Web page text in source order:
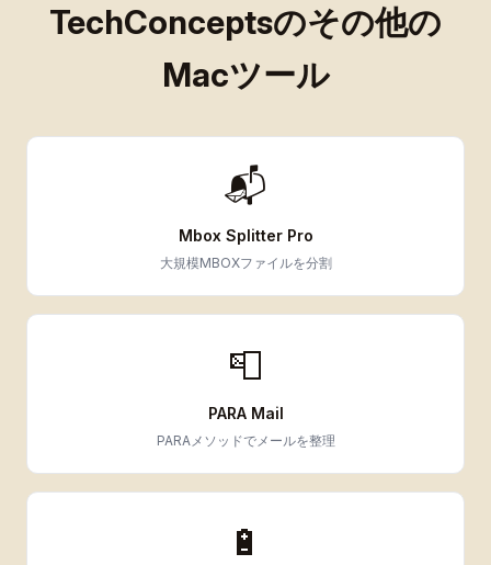
TechConceptsのその他の
Macツール
📬
Mbox Splitter Pro
大規模MBOXファイルを分割
📮
PARA Mail
PARAメソッドでメールを整理
🔋